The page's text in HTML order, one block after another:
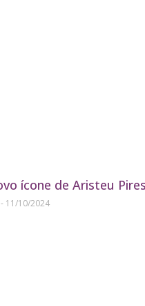
ícone de Aristeu Pires
11/10/2024